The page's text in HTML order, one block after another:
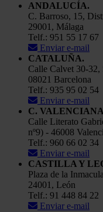
ANDALUCÍA.
C. Barroso, 15,
29001, Málaga
Telf.: 951 55 17 67
Enviar e-mail
CATALUÑA.
Calle Calvet 30-32,
08021 Barcelona
Telf.: 935 95 02 54
Enviar e-mail
C.
Calle Literato
nº9) - 46008
Telf.: 960 66 02 34
Enviar e-mail
CASTILLA Y
Plaza de la
24001, León
Telf.: 91 448 84 22
Enviar e-mail